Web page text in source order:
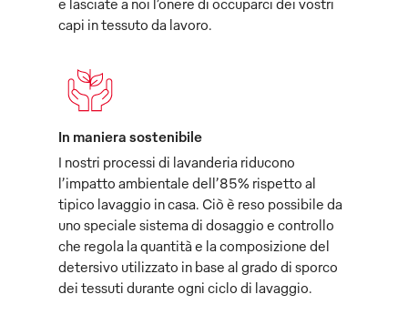
capi in tessuto da lavoro.
In maniera sostenibile
I nostri processi di lavanderia riducono
l’impatto ambientale dell’85% rispetto al
tipico lavaggio in casa. Ciò è reso possibile da
uno speciale sistema di dosaggio e controllo
che regola la quantità e la composizione del
detersivo utilizzato in base al grado di sporco
dei tessuti durante ogni ciclo di lavaggio.